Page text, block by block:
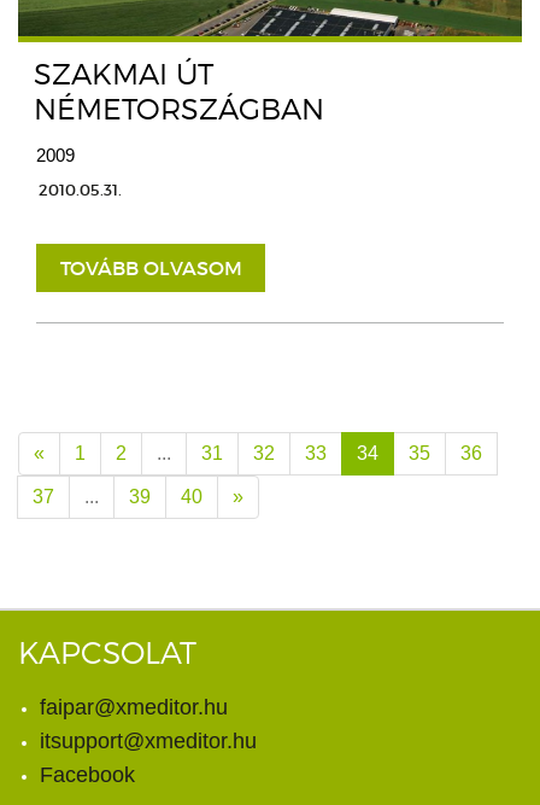
SZAKMAI ÚT
NÉMETORSZÁGBAN
2009
2010.05.31.
TOVÁBB OLVASOM
« 1 2 ... 31 32 33 34 35 36
37 ... 39 40 »
KAPCSOLAT
faipar@xmeditor.hu
itsupport@xmeditor.hu
Facebook